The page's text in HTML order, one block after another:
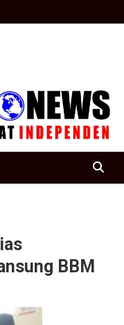
BBM